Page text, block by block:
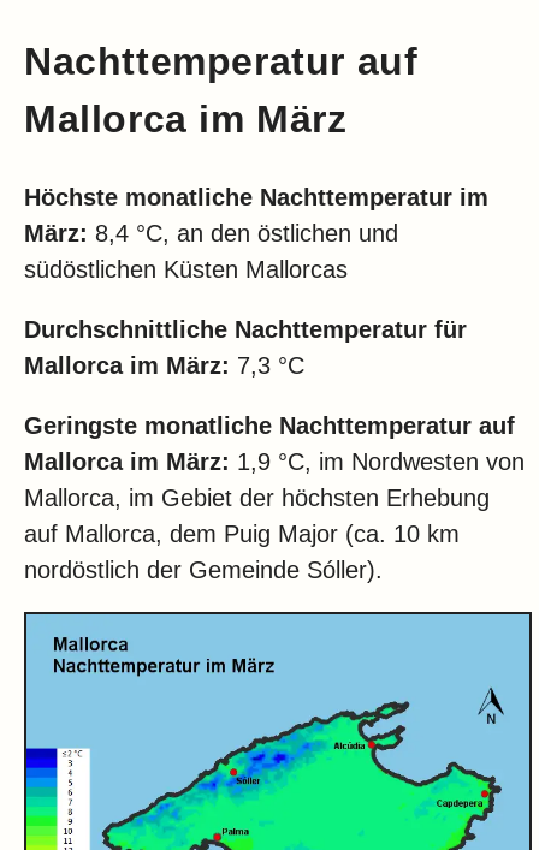
Nachttemperatur auf
Mallorca im März
Höchste monatliche Nachttemperatur im
März: 8,4 °C, an den östlichen und
südöstlichen Küsten Mallorcas
Durchschnittliche Nachttemperatur für
Mallorca im März: 7,3 °C
Geringste monatliche Nachttemperatur auf
Mallorca im März: 1,9 °C, im Nordwesten von
Mallorca, im Gebiet der höchsten Erhebung
auf Mallorca, dem Puig Major (ca. 10 km
nordöstlich der Gemeinde Sóller).